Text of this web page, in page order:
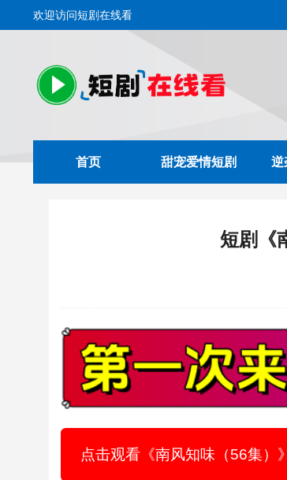
欢迎访问短剧在线看
首页 甜宠爱情短剧 逆
短剧《
点击观看《南风知味（56集）